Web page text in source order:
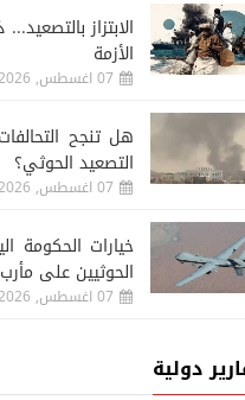
الابتزاز
الأزمة
07 اغسطس, 2026
هل تنجح
التصعيد الحوثي؟
07 اغسطس, 2026
خيارات الحكومة
الحوثيين على
07 اغسطس, 2026
دولية